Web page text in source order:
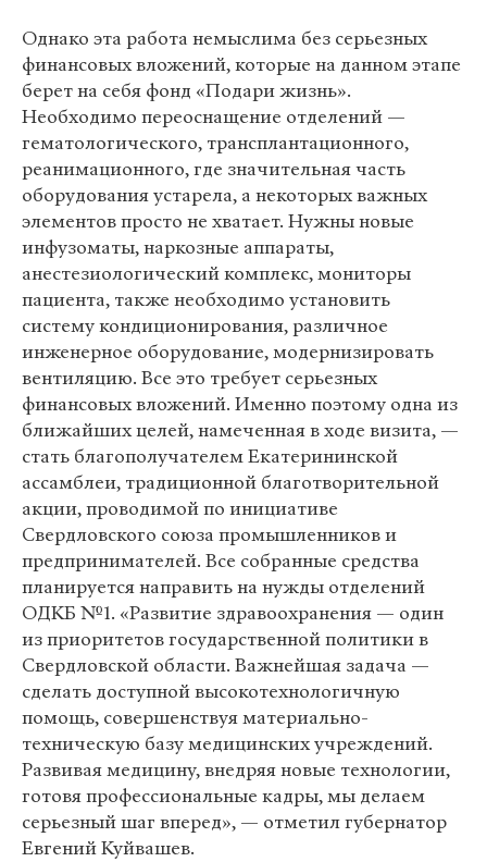
Однако эта работа немыслима без серьезных
финансовых вложений, которые на данном этапе
берет на себя фонд «Подари жизнь».
Необходимо переоснащение отделений —
гематологического, трансплантационного,
реанимационного, где значительная часть
оборудования устарела, а некоторых важных
элементов просто не хватает. Нужны новые
инфузоматы, наркозные аппараты,
анестезиологический комплекс, мониторы
пациента, также необходимо установить
систему кондиционирования, различное
инженерное оборудование, модернизировать
вентиляцию. Все это требует серьезных
финансовых вложений. Именно поэтому одна из
ближайших целей, намеченная в ходе визита, —
стать благополучателем Екатерининской
ассамблеи, традиционной благотворительной
акции, проводимой по инициативе
Свердловского союза промышленников и
предпринимателей. Все собранные средства
планируется направить на нужды отделений
ОДКБ №1. «Развитие здравоохранения — один
из приоритетов государственной политики в
Свердловской области. Важнейшая задача —
сделать доступной высокотехнологичную
помощь, совершенствуя материально-
техническую базу медицинских учреждений.
Развивая медицину, внедряя новые технологии,
готовя профессиональные кадры, мы делаем
серьезный шаг вперед», — отметил губернатор
Евгений Куйвашев.